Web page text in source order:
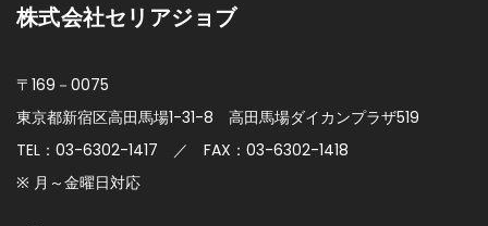
株式会社セリアジョブ
〒169－0075
東京都新宿区高田馬場1-31-8 高田馬場ダイカンプラザ519
TEL：03-6302-1417 ／ FAX：03-6302-1418
※ 月～金曜日対応